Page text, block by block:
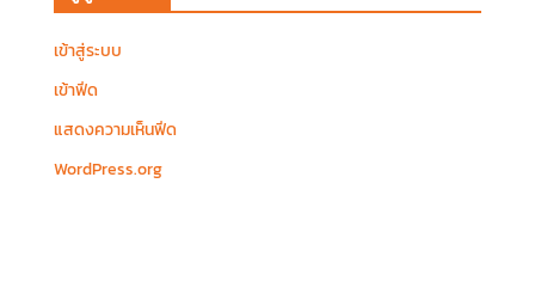
เข้าสู่ระบบ
เข้าฟีด
แสดงความเห็นฟีด
WordPress.org